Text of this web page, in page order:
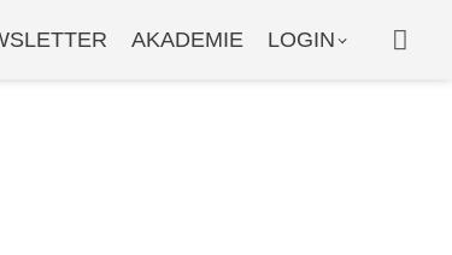
AKADEMIE LOGIN